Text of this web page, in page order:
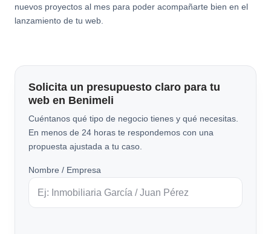
nuevos proyectos al mes para poder acompañarte bien en el
lanzamiento de tu web.
Solicita un presupuesto claro para tu
web en Benimeli
Cuéntanos qué tipo de negocio tienes y qué necesitas.
En menos de 24 horas te respondemos con una
propuesta ajustada a tu caso.
Nombre / Empresa